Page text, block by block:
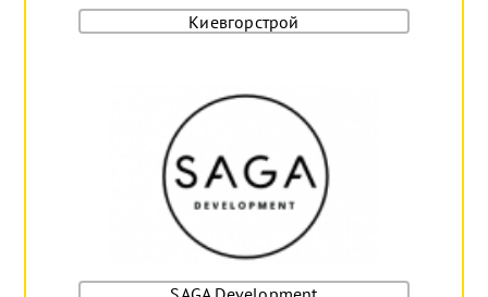
Киевгорстрой